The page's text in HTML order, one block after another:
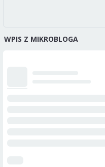
WPIS Z MIKROBLOGA